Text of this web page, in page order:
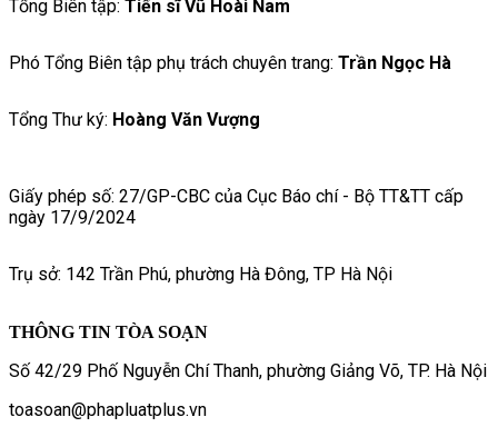
Tổng Biên tập: Tiến sĩ Vũ Hoài Nam
Phó Tổng Biên tập phụ trách chuyên trang: Trần Ngọc Hà
Tổng Thư ký: Hoàng Văn Vượng
Giấy phép số: 27/GP-CBC của Cục Báo chí - Bộ TT&TT cấp
ngày 17/9/2024
Trụ sở: 142 Trần Phú, phường Hà Đông, TP Hà Nội
THÔNG TIN TÒA SOẠN
Số 42/29 Phố Nguyễn Chí Thanh, phường Giảng Võ, TP. Hà Nội
toasoan@phapluatplus.vn